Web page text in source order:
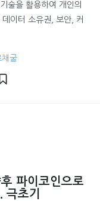
술을 활용하여 개인의
이터 소유권, 보안, 커
채굴
파이코인으로
초기